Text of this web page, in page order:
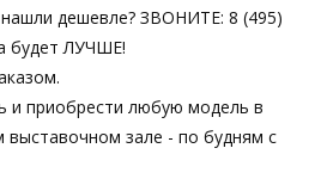
дешевле? ЗВОНИТЕ: 8 (495)
будет ЛУЧШЕ!
и приобрести любую модель в
зале - по будням с